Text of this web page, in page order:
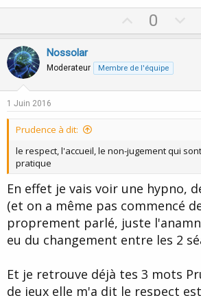
p
o
t
0
o
v
Nossolar
Moderateur Membre de l'équipe
1 Juin 2016
Prudence à dit:
le respect, l'accueil, le non-jugement qui
pratique
En effet je vais voir une hypno,
(et on a même pas commencé
proprement parlé, juste
eu du changement entre les 2
Et je retrouve déjà tes 3 mots
de jeux elle m'a dit le respect